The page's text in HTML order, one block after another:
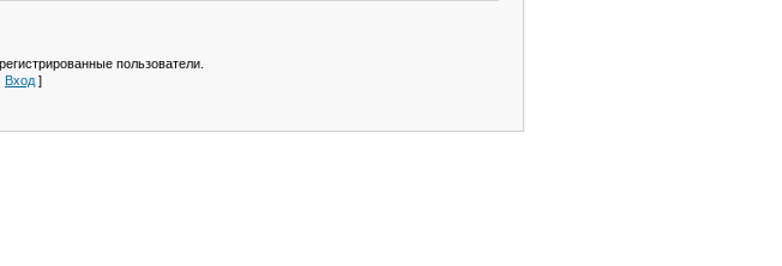
пользователи.
Вход ]